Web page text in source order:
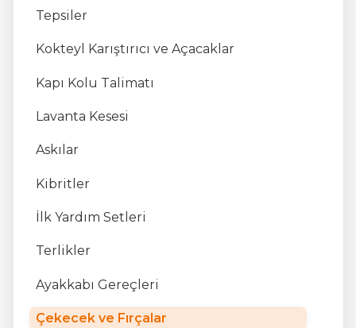
Tepsiler
Kokteyl Karıştırıcı ve Açacaklar
Kapı Kolu Talimatı
Lavanta Kesesi
Askılar
Kibritler
İlk Yardım Setleri
Terlikler
Ayakkabı Gereçleri
Çekecek ve Fırçalar